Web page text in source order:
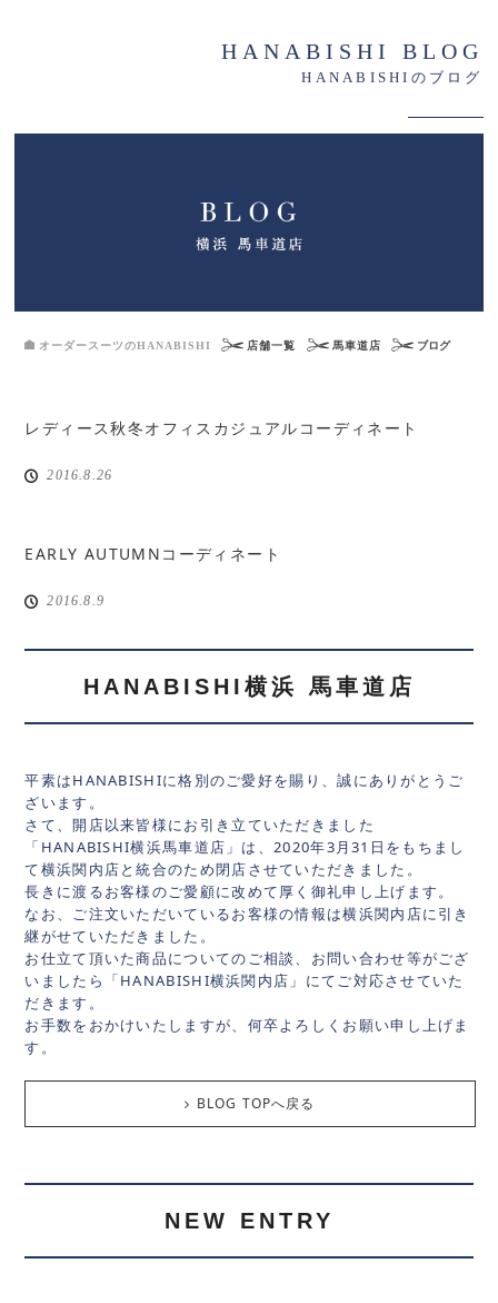
HANABISHI BLOG
HANABISHIのブログ
オーダースーツのHANABISHI 店舗一覧 馬車道店 ブログ
レディース秋冬オフィスカジュアルコーディネート
2016.8.26
EARLY AUTUMNコーディネート
2016.8.9
HANABISHI横浜 馬車道店
平素はHANABISHIに格別のご愛好を賜り、誠にありがとうご
ざいます。
さて、開店以来皆様にお引き立ていただきました
「HANABISHI横浜馬車道店」は、2020年3月31日をもちまし
て横浜関内店と統合のため閉店させていただきました。
長きに渡るお客様のご愛顧に改めて厚く御礼申し上げます。
なお、ご注文いただいているお客様の情報は横浜関内店に引き
継がせていただきました。
お仕立て頂いた商品についてのご相談、お問い合わせ等がござ
いましたら「HANABISHI横浜関内店」にてご対応させていた
だきます。
お手数をおかけいたしますが、何卒よろしくお願い申し上げま
す。
BLOG TOPへ戻る
NEW ENTRY